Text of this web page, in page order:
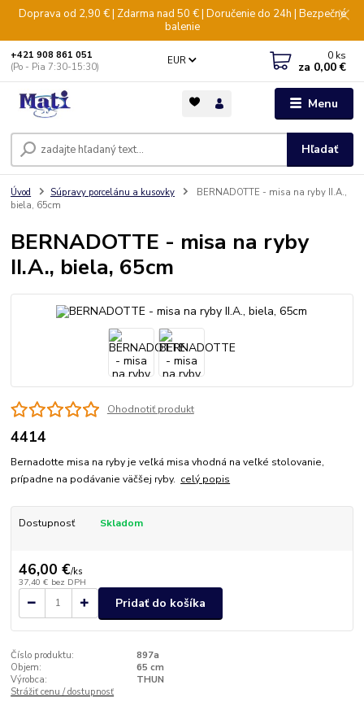
Doprava od 2,90 € | Zdarma nad 50 € | Doručenie do 24h | Bezpečné
balenie
Menu
EUR
Hľadať
+421 908 861 051
(Po - Pia 7:30-15:30)
0 ks
za 0,00 €
Úvod Súpravy porcelánu a kusovky
BERNADOTTE - misa na ryby II.A.,
biela, 65cm
BERNADOTTE - misa na ryby
II.A., biela, 65cm
Ohodnotiť produkt
4414
Bernadotte misa na ryby je veľká misa vhodná na veľké stolovanie,
prípadne na podávanie väčšej ryby. celý popis
Dostupnosť Skladom
46,00 €/ks
37,40 € bez DPH
Pridať do košíka
Číslo produktu:
897a
Objem:
65 cm
Výrobca:
THUN
Strážiť cenu / dostupnosť